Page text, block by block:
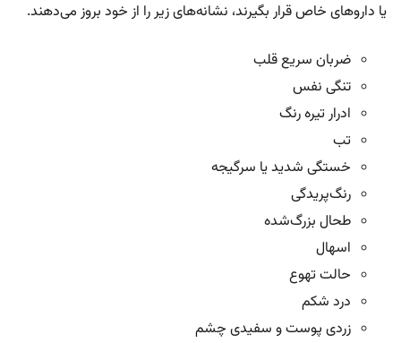
یا داروهای خاص قرار بگیرند، نشانه‌های زیر را از خود بروز می‌دهند.
ضربان سریع قلب
تنگی نفس
ادرار تیره رنگ
تب
خستگی شدید یا سرگیجه
رنگ‌پریدگی
طحال بزرگ‌شده
اسهال
حالت تهوع
درد شکم
زردی پوست و سفیدی چشم